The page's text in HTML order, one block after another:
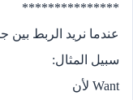
***************
عندما نريد الربط بين
سبيل المثال:
Want لأن